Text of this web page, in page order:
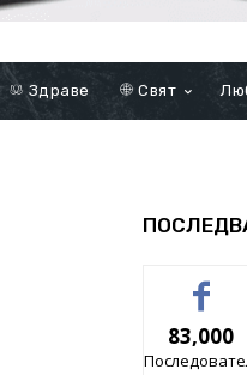
Здраве Свят
83,000